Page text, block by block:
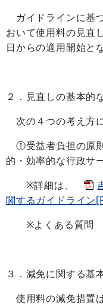
ガイドラインに基
おいて使用料の見直
日からの適用開始と
２．見直しの基本的
次の４つの考え方
①受益者負担の原
的・効率的な行政サ
※詳細は、
関するガイドライン
※よくある質問
３．減免に関する基
使用料の減免措置